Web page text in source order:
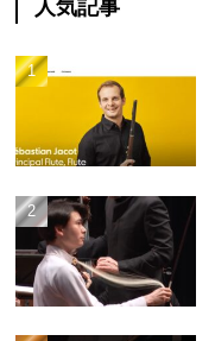
人気記事